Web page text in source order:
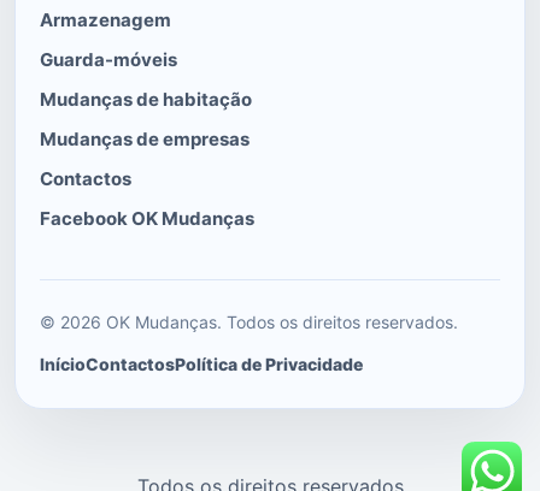
Armazenagem
Guarda-móveis
Mudanças de habitação
Mudanças de empresas
Contactos
Facebook OK Mudanças
© 2026 OK Mudanças. Todos os direitos reservados.
InícioContactosPolítica de Privacidade